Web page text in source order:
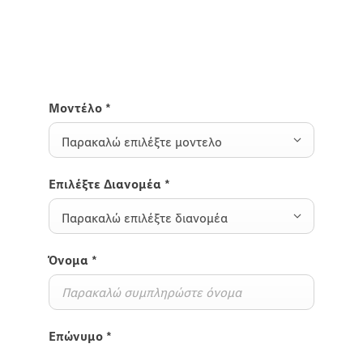
Μοντέλο *
Παρακαλώ επιλέξτε μοντελο
Επιλέξτε Διανομέα *
Παρακαλώ επιλέξτε διανομέα
Όνομα *
Επώνυμο *